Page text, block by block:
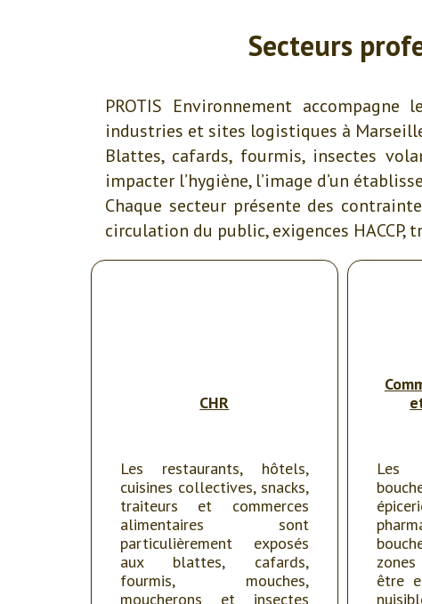
Secteurs
PROTIS Environnement accompagne
industries et sites logistiques à
Blattes, cafards, fourmis, insectes
impacter l’hygiène, l’image d’un
Chaque secteur présente des
circulation du public, exigences
CHR
Les restaurants, hôtels,
cuisines collectives, snacks,
traiteurs et commerces
alimentaires sont
particulièrement exposés
aux blattes, cafards,
fourmis, mouches,
moucherons et insectes
Les
être